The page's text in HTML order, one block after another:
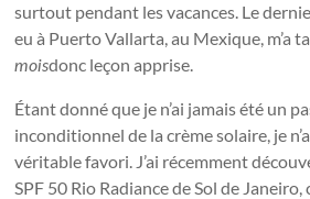
surtout pendant les vacances. Le
eu à Puerto Vallarta, au Mexique, m’a
moisdonc leçon apprise.
Étant donné que je n’ai jamais été un
inconditionnel de la crème solaire, je
véritable favori. J’ai récemment
SPF 50 Rio Radiance de Sol de Janeiro,